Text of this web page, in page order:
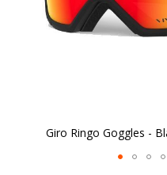
Giro Ringo Goggles -